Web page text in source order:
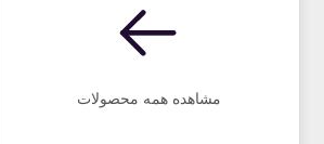
مشاهده همه محصولات